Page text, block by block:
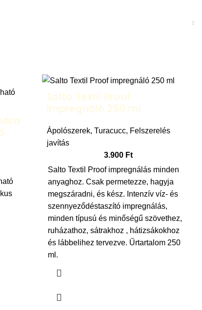
Salto Textil Proof
impregnáló 250 ml
Ápolószerek, Turacucc, Felszerelés
javítás
3.900 Ft
Salto Textil Proof impregnálás minden
anyaghoz. Csak permetezze, hagyja
megszáradni, és kész. Intenzív víz- és
szennyeződéstaszító impregnálás,
minden típusú és minőségű szövethez,
ruházathoz, sátrakhoz , hátizsákokhoz
és lábbelihez tervezve. Űrtartalom 250
ml.